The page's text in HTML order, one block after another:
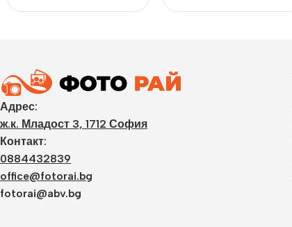
Адрес:
ж.к. Младост 3, 1712 София
Контакт:
0884432839
office@fotorai.bg
fotorai@abv.bg